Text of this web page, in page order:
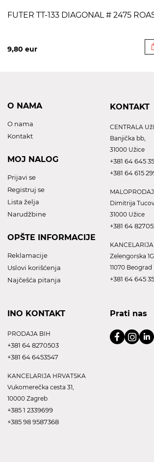
FUTER TT-133 DIAGONAL # 2475
9,80 eur
O NAMA
O nama
Kontakt
MOJ NALOG
Prijavi se
Registruj se
Lista želja
Narudžbine
OPŠTE INFORMACIJE
Reklamacije
Uslovi korišćenja
Najčešća pitanja
KONTAKT
CENTRALA
Banjička bb,
31000 Užice
+381 64 645
+381 64 615
Dimitrija
31000 Užice
+381 64
Zelengorska
11070 Beograd
+381 64 645
INO KONTAKT
PRODAJA BIH
+381 64 8270503
+381 64 6453547
KANCELARIJA HRVATSKA
Vukomerečka cesta 31,
10000 Zagreb
+385 1 2339699
+385 98 9587368
Prati nas